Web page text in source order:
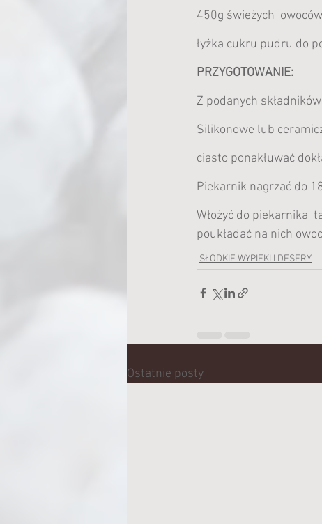
450g świeżych
łyżka cukru pudru do
PRZYGOTOWANIE:
Z podanych
Silikonowe lub
ciasto ponakłuwać
Piekarnik nagrzać do
Włożyć do piekarnika
poukładać na nich
SŁODKIE WYPIEKI I DESERY
Ostatnie posty